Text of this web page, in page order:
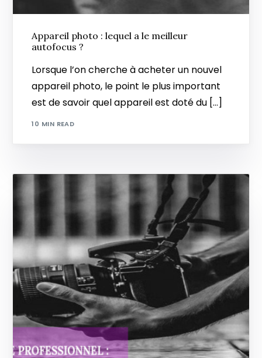
Appareil photo : lequel a le meilleur
autofocus ?
Lorsque l’on cherche à acheter un nouvel
appareil photo, le point le plus important
est de savoir quel appareil est doté du […]
10 MIN READ